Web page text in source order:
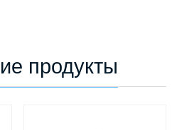
продукты